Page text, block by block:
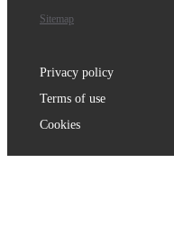
Sitemap
Privacy policy
Terms of use
Cookies